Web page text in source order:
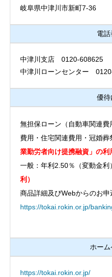
岐阜県中津川市新町7-36
電
中津川支店 0120-608625
中津川ローンセンター
優待
無担保ローン（自動車関連
費用・住宅関連費用・冠婚葬
業勤労者向け提携融資」の利
一般：年利2.50％（変動金
利）
商品詳細及びWebからの
https://tokai.rokin.or.jp/
ホー
https://tokai.rokin.or.jp/